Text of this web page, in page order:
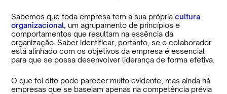
Sabemos que toda empresa tem a sua própriacultura
organizacional, um agrupamento de princípios e
comportamentos que resultam na essência da
organização. Saber identificar, portanto, se o colaborador
está alinhado com os objetivos da empresa é essencial
para que se possa desenvolver liderança de forma efetiva.
O que foi dito pode parecer muito evidente, mas ainda há
empresas que se baseiam apenas na competência prévia